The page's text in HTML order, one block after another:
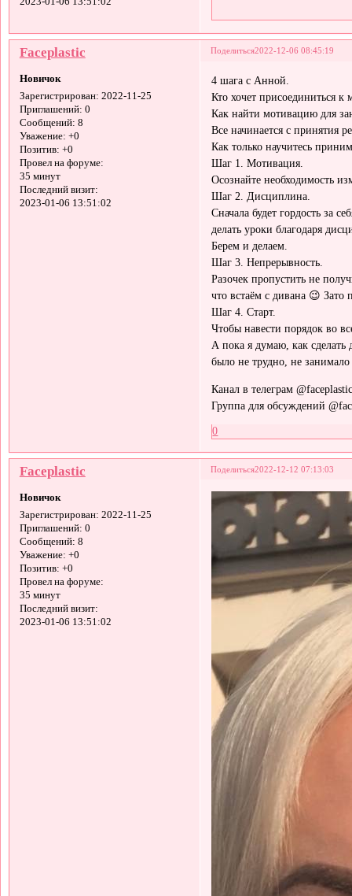
Поделиться2022-12-06 08:45:19
Faceplastic
Новичок
Зарегистрирован: 2022-11-25
Приглашений: 0
Сообщений: 8
Уважение: +0
Позитив: +0
Провел на форуме:
35 минут
Последний визит:
2023-01-06 13:51:02
4 шага с Анной.
Кто хочет присоединиться
Как найти мотивацию для
Все начинается с принятия
Как только научитесь
Шаг 1. Мотивация.
Осознайте необходимость
Шаг 2. Дисциплина.
Сначала будет гордость за
делать уроки благодаря
Берем и делаем.
Шаг 3. Непрерывность.
Разочек пропустить не
что встаём с дивана 😉 Зато
Шаг 4. Старт.
Чтобы навести порядок во
А пока я думаю, как
было не трудно, не
Канал в телеграм
Группа для обсуждений
0
Поделиться2022-12-12 07:13:03
Faceplastic
Новичок
Зарегистрирован: 2022-11-25
Приглашений: 0
Сообщений: 8
Уважение: +0
Позитив: +0
Провел на форуме:
35 минут
Последний визит:
2023-01-06 13:51:02